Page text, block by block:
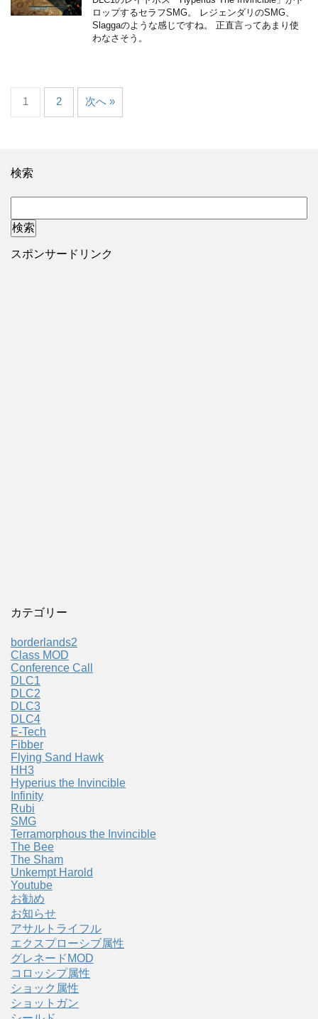
ロップするセラフSMG。 レジェンダリのSMG、
Slaggaのような感じですね。 正直言ってあまり使
わなさそう。
1 2 次へ »
検索
スポンサードリンク
カテゴリー
borderlands2
Class MOD
Conference Call
DLC1
DLC2
DLC3
DLC4
E-Tech
Fibber
Flying Sand Hawk
HH3
Hyperius the Invincible
Infinity
Rubi
SMG
Terramorphous the Invincible
The Bee
The Sham
Unkempt Harold
Youtube
お勧め
お知らせ
アサルトライフル
エクスプローシブ属性
グレネードMOD
コロッシプ属性
ショック属性
ショットガン